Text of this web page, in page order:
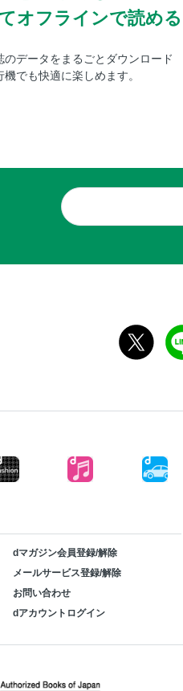
オフラインで読める
データをまるごとダウンロード
でも快適に楽しめます。
dマガジン会員登録/解除
メールサービス登録/解除
お問い合わせ
dアカウントログイン